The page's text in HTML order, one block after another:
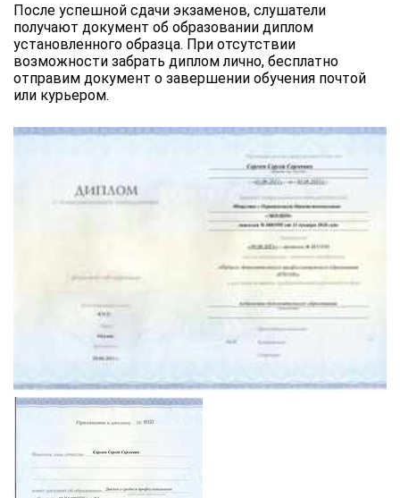
После успешной сдачи экзаменов, слушатели
получают документ об образовании диплом
установленного образца. При отсутствии
возможности забрать диплом лично, бесплатно
отправим документ о завершении обучения почтой
или курьером.